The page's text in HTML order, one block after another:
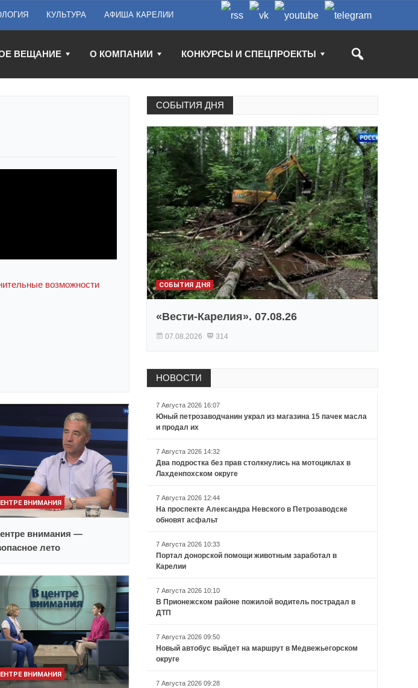
КУЛЬТУРА АФИША КАРЕЛИИ
ВЕЩАНИЕ О КОМПАНИИ КОНКУРСЫ И СПЕЦПРОЕКТЫ
возможности
ВНИМАНИЯ
внимания —
лето
ВНИМАНИЯ
СОБЫТИЯ ДНЯ
СОБЫТИЯ ДНЯ
«Вести-Карелия». 07.08.26
07.08.2026 314
НОВОСТИ
7 Августа 2026 16:07
Юный петрозаводчанин украл из магазина 15 пачек масла
и продал их
7 Августа 2026 14:32
Два подростка без прав столкнулись на мотоциклах в
Лахденпохском округе
7 Августа 2026 12:44
На проспекте Александра Невского в Петрозаводске
обновят асфальт
7 Августа 2026 10:33
Портал донорской помощи животным заработал в
Карелии
7 Августа 2026 10:10
В Прионежском районе пожилой водитель пострадал в
ДТП
7 Августа 2026 09:50
Новый автобус выйдет на маршрут в Медвежьегорском
округе
7 Августа 2026 09:28